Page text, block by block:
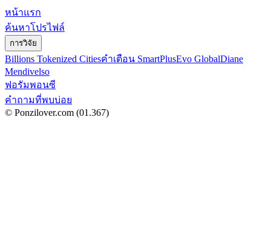
หน้าแรก
ค้นหาโปรไฟล์
การวิจัย
Billions Tokenized Citiesคำเตือน SmartPlusEvo GlobalDiane
Mendivelso
ฟอรัมพอนซี
คำถามที่พบบ่อย
© Ponzilover.com (01.367)